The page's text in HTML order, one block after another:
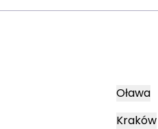
Oława
Kraków